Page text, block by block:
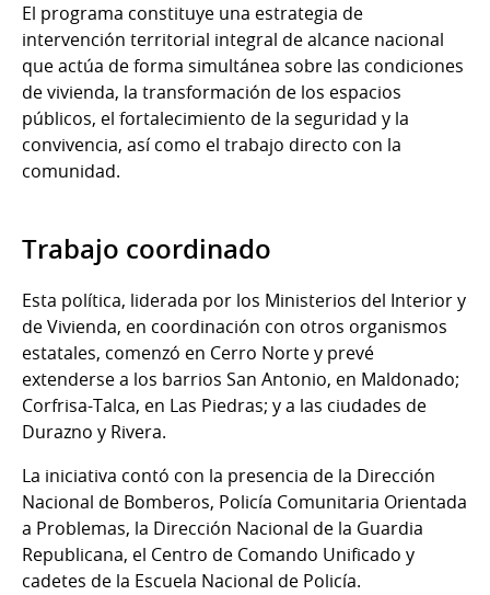
El programa constituye una estrategia de
intervención territorial integral de alcance nacional
que actúa de forma simultánea sobre las condiciones
de vivienda, la transformación de los espacios
públicos, el fortalecimiento de la seguridad y la
convivencia, así como el trabajo directo con la
comunidad.
Trabajo coordinado
Esta política, liderada por los Ministerios del Interior y
de Vivienda, en coordinación con otros organismos
estatales, comenzó en Cerro Norte y prevé
extenderse a los barrios San Antonio, en Maldonado;
Corfrisa-Talca, en Las Piedras; y a las ciudades de
Durazno y Rivera.
La iniciativa contó con la presencia de la Dirección
Nacional de Bomberos, Policía Comunitaria Orientada
a Problemas, la Dirección Nacional de la Guardia
Republicana, el Centro de Comando Unificado y
cadetes de la Escuela Nacional de Policía.